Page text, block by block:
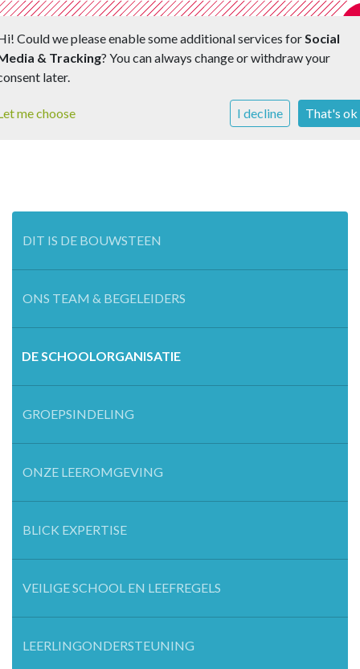
DIT IS DE BOUWSTEEN
ONS TEAM & BEGELEIDERS
DE SCHOOLORGANISATIE
GROEPSINDELING
ONZE LEEROMGEVING
BLICK EXPERTISE
VEILIGE SCHOOL EN LEEFREGELS
LEERLINGONDERSTEUNING
Could we please enable some additional services forSocial
& Tracking? You can always change or withdraw your
later.
me choose I decline That's ok